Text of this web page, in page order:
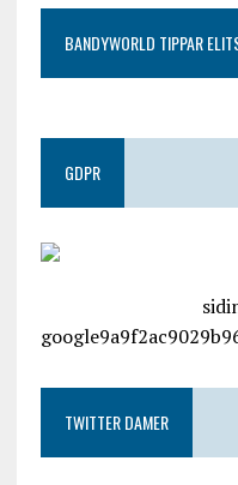
BANDYWORLD TIPPAR
GDPR
TWITTER DAMER